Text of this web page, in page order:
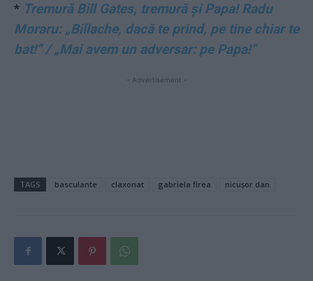
* Tremură Bill Gates, tremură și Papa! Radu
Moraru: „Billache, dacă te prind, pe tine chiar te
bat!” / „Mai avem un adversar: pe Papa!”
- Advertisement -
TAGS basculante claxonat gabriela firea nicușor dan